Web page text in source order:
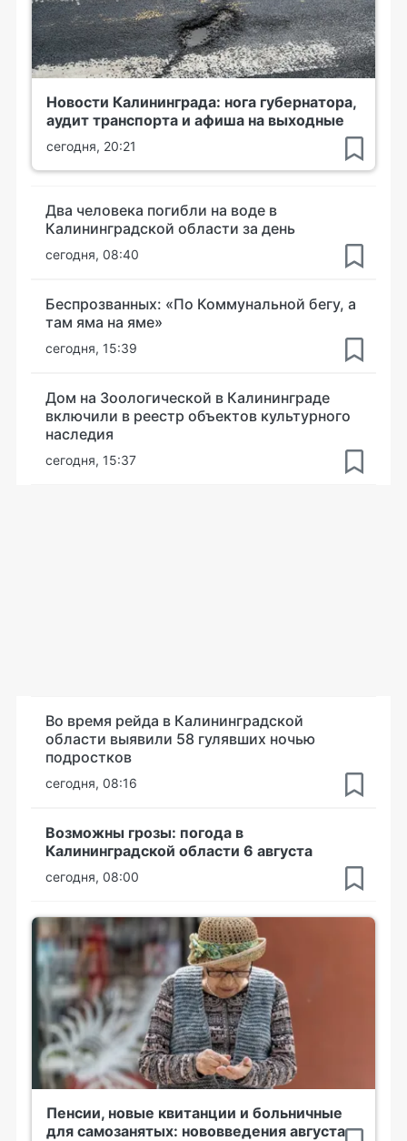
Новости Калининграда: нога губернатора,
аудит транспорта и афиша на выходные
сегодня, 20:21
Два человека погибли на воде в
Калининградской области за день
сегодня, 08:40
Беспрозванных: «По Коммунальной бегу, а
там яма на яме»
сегодня, 15:39
Дом на Зоологической в Калининграде
включили в реестр объектов культурного
наследия
сегодня, 15:37
Во время рейда в Калининградской
области выявили 58 гулявших ночью
подростков
сегодня, 08:16
Возможны грозы: погода в
Калининградской области 6 августа
сегодня, 08:00
Пенсии, новые квитанции и больничные
для самозанятых: нововведения августа